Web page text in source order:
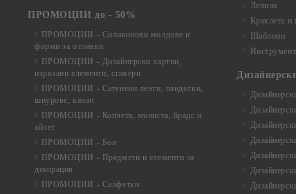
ПРОМОЦИИ до - 50%
ПРОМОЦИИ - Силиконови молдове и
форми за отливки
ПРОМОЦИИ - Дизайнерски хартии,
изрязани елементи, стикери
ПРОМОЦИИ - Сатенени ленти, панделки,
шнурове, канап
ПРОМОЦИИ - Копчета, мъниста, брадс и
айлет
ПРОМОЦИИ - Бои
ПРОМОЦИИ - Предмети и елементи за
декорация
ПРОМОЦИИ - Салфетки
Лепила
Краклета
Шаблони